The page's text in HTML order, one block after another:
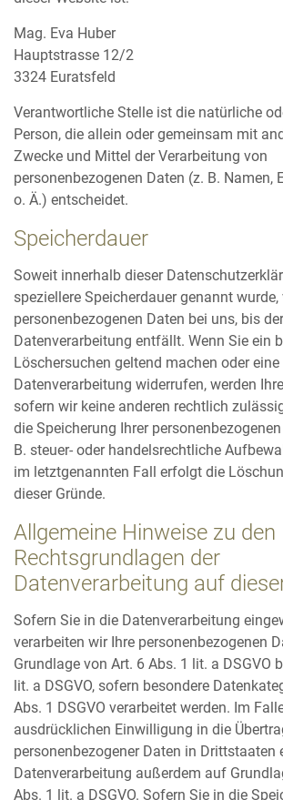
Mag. Eva Huber
Hauptstrasse 12/2
3324 Euratsfeld
Verantwortliche Stelle ist die natürliche
Person, die allein oder gemeinsam mit
Zwecke und Mittel der Verarbeitung von
personenbezogenen Daten (z. B. Namen,
o. Ä.) entscheidet.
Speicherdauer
Soweit innerhalb dieser
speziellere Speicherdauer genannt wurde,
personenbezogenen Daten bei uns, bis
Datenverarbeitung entfällt. Wenn Sie ein
Löschersuchen geltend machen oder
Datenverarbeitung widerrufen, werden
sofern wir keine anderen rechtlich
die Speicherung Ihrer
B. steuer- oder handelsrechtliche
im letztgenannten Fall erfolgt die
dieser Gründe.
Allgemeine Hinweise zu den
Rechtsgrundlagen der
Datenverarbeitung auf
Sofern Sie in die Datenverarbeitung
verarbeiten wir Ihre personenbezogenen
Grundlage von Art. 6 Abs. 1 lit. a DSGVO
lit. a DSGVO, sofern besondere
Abs. 1 DSGVO verarbeitet werden. Im
ausdrücklichen Einwilligung in die
personenbezogener Daten in Drittstaaten
Datenverarbeitung außerdem auf
Abs. 1 lit. a DSGVO. Sofern Sie in die